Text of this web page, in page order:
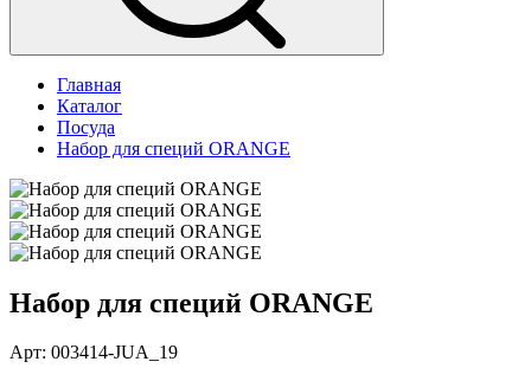
Главная
Каталог
Посуда
Набор для специй ORANGE
Набор для специй ORANGE
Арт: 003414-JUA_19